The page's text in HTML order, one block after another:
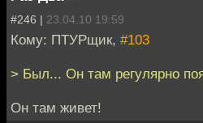
#246 | 23.04.10 19:59
Кому: ПТУРщик, #103
> Был... Он там регулярно
Он там живет!